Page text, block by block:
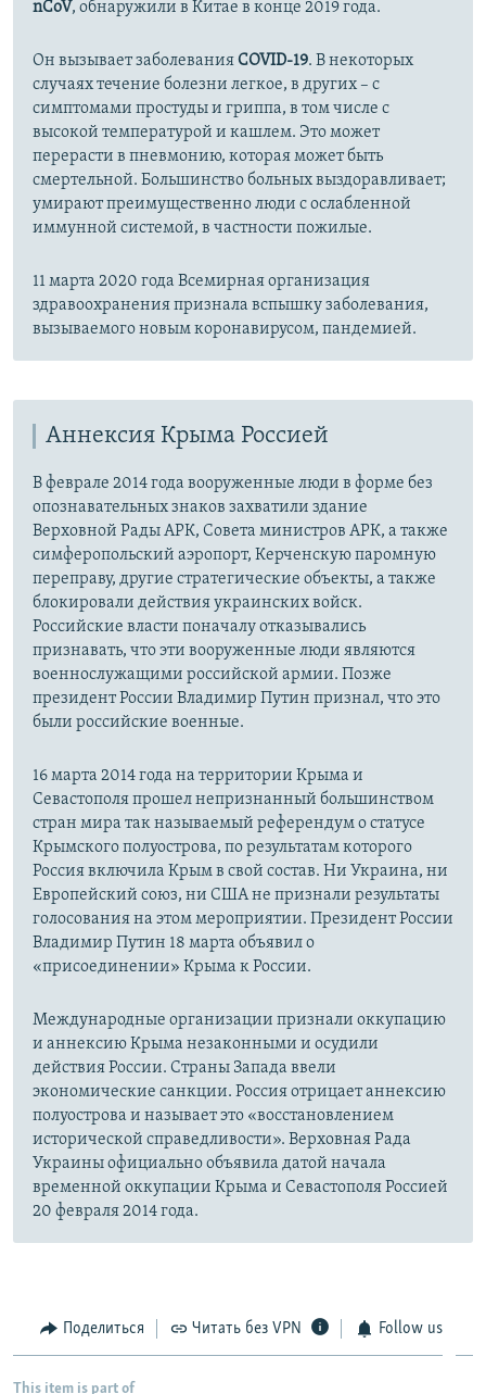
nCoV, обнаружили в Китае в конце 2019 года.
Он вызывает заболеванияCOVID-19. В некоторых
случаях течение болезни легкое, в других – с
симптомами простуды и гриппа, в том числе с
высокой температурой и кашлем. Это может
перерасти в пневмонию, которая может быть
смертельной. Большинство больных выздоравливает;
умирают преимущественно люди с ослабленной
иммунной системой, в частности пожилые.
11 марта 2020 года Всемирная организация
здравоохранения признала вспышку заболевания,
вызываемого новым коронавирусом, пандемией.
Аннексия Крыма Россией
В феврале 2014 года вооруженные люди в форме без
опознавательных знаков захватили здание
Верховной Рады АРК, Совета министров АРК, а также
симферопольский аэропорт, Керченскую паромную
переправу, другие стратегические объекты, а также
блокировали действия украинских войск.
Российские власти поначалу отказывались
признавать, что эти вооруженные люди являются
военнослужащими российской армии. Позже
президент России Владимир Путин признал, что это
были российские военные.
16 марта 2014 года на территории Крыма и
Севастополя прошел непризнанный большинством
стран мира так называемый референдум о статусе
Крымского полуострова, по результатам которого
Россия включила Крым в свой состав. Ни Украина, ни
Европейский союз, ни США не признали результаты
голосования на этом мероприятии. Президент России
Владимир Путин 18 марта объявил о
«присоединении» Крыма к России.
Международные организации признали оккупацию
и аннексию Крыма незаконными и осудили
действия России. Страны Запада ввели
экономические санкции. Россия отрицает аннексию
полуострова и называет это «восстановлением
исторической справедливости». Верховная Рада
Украины официально объявила датой начала
временной оккупации Крыма и Севастополя Россией
20 февраля 2014 года.
Поделиться Читать без VPN Follow us
This item is part of